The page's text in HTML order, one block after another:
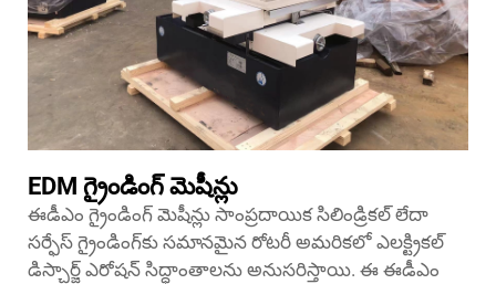
EDM గ్రైండింగ్ మెషీన్లు
ఈడీఎం గ్రైండింగ్ మెషీన్లు సాంప్రదాయిక సిలిండ్రికల్ లేదా
సర్ఫేస్ గ్రైండింగ్‌కు సమానమైన రోటరీ అమరికలో ఎలక్ట్రికల్
డిస్చార్జ్ ఎరోషన్ సిద్ధాంతాలను అనుసరిస్తాయి. ఈ ఈడీఎం